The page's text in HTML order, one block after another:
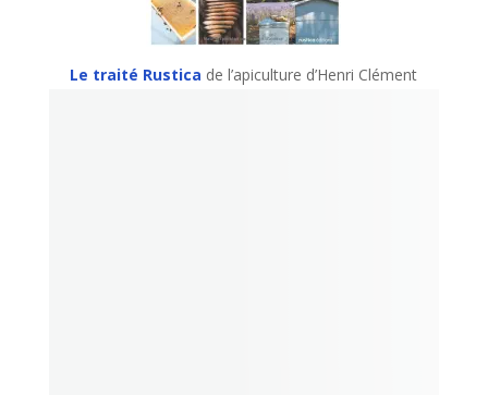
Le traité Rustica de l’apiculture d’Henri Clément